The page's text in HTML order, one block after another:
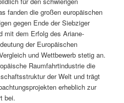
fanden die großen europäischen
gegen Ende der Siebziger
mit dem Erfolg des Ariane-
der Europäischen
und Wettbewerb stetig an.
Raumfahrtindustrie die
der Welt und trägt
erheblich zur
bei.